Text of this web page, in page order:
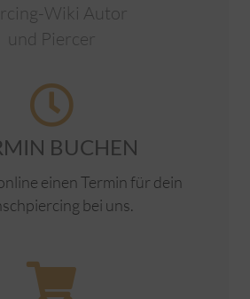
Wiki Autor
und Piercer
BUCHEN
einen Termin für dein
bei uns.